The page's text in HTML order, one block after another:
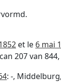
et le 6 mai
207 van
: -,